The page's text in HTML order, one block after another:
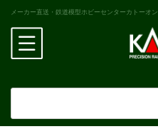
メーカー直送・鉄道模型ホビーセンターカトーオ